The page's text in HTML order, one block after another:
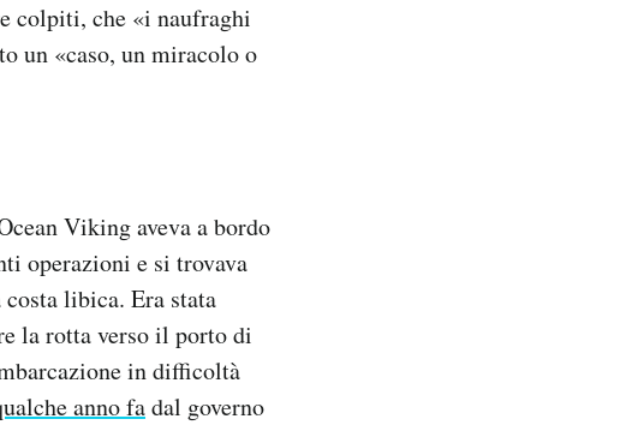
colpiti, che «i naufraghi
un «caso, un miracolo o
Viking aveva a bordo
operazioni e si trovava
libica. Era stata
la rotta verso il porto di
in difficoltà
anno fadal governo